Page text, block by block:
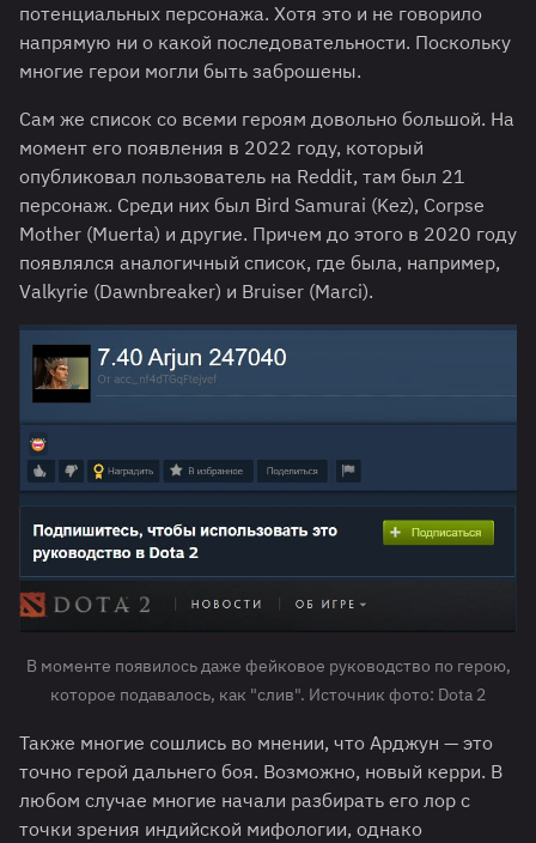
потенциальных персонажа. Хотя это и не говорило
напрямую ни о какой последовательности. Поскольку
многие герои могли быть заброшены.
Сам же список со всеми героям довольно большой. На
момент его появления в 2022 году, который
опубликовал пользователь на Reddit, там был 21
персонаж. Среди них был Bird Samurai (Kez), Corpse
Mother (Muerta) и другие. Причем до этого в 2020 году
появлялся аналогичный список, где была, например,
Valkyrie (Dawnbreaker) и Bruiser (Marci).
В моменте появилось даже фейковое руководство по герою,
которое подавалось, как "слив". Источник фото: Dota 2
Также многие сошлись во мнении, что Арджун — это
точно герой дальнего боя. Возможно, новый керри. В
любом случае многие начали разбирать его лор с
точки зрения индийской мифологии, однако